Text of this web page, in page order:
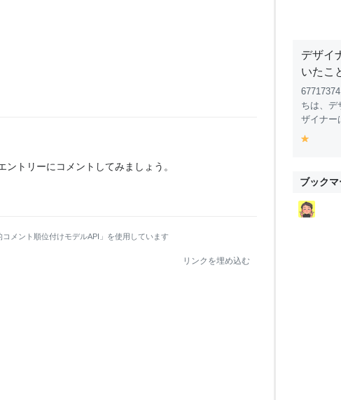
ントリーにコメントしてみましょう。
メント順位付けモデルAPI」を使用しています
リンクを埋め込む
デザイ
いたこ
ちは、デ
ザイナー
o
ブック